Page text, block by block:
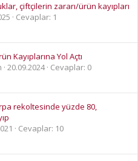
çiftçilerin zararı/ürün kayıpları
Cevaplar: 1
Kayıplarına Yol Açtı
20.09.2024 Cevaplar: 0
rekoltesinde yüzde 80,
Cevaplar: 10